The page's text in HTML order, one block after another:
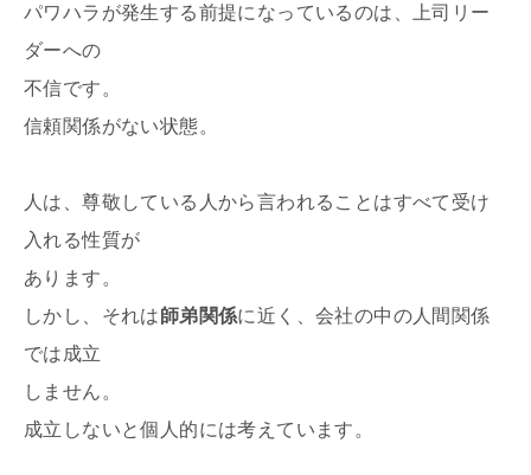
パワハラが発生する前提になっているのは、上司リー
ダーへの
不信です。
信頼関係がない状態。
人は、尊敬している人から言われることはすべて受け
入れる性質が
あります。
しかし、それは師弟関係に近く、会社の中の人間関係
では成立
しません。
成立しないと個人的には考えています。